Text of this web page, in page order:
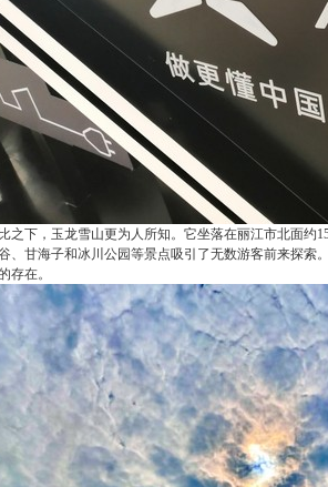
之下，玉龙雪山更为人所知。它坐落在丽江市北面约
、甘海子和冰川公园等景点吸引了无数游客前来探索
存在。